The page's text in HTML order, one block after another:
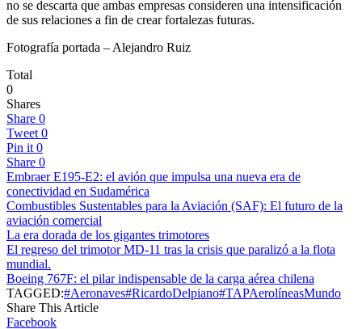
no se descarta que ambas empresas consideren una intensificación
de sus relaciones a fin de crear fortalezas futuras.
Fotografía portada – Alejandro Ruiz
Total
0
Shares
Share 0
Tweet 0
Pin it 0
Share 0
Embraer E195-E2: el avión que impulsa una nueva era de
conectividad en Sudamérica
Combustibles Sustentables para la Aviación (SAF): El futuro de la
aviación comercial
La era dorada de los gigantes trimotores
El regreso del trimotor MD-11 tras la crisis que paralizó a la flota
mundial.
Boeing 767F: el pilar indispensable de la carga aérea chilena
TAGGED:#Aeronaves#RicardoDelpiano#TAPAerolíneasMundo
Share This Article
Facebook